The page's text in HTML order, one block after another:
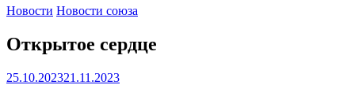
Новости Новости союза
Открытое сердце
25.10.202321.11.2023